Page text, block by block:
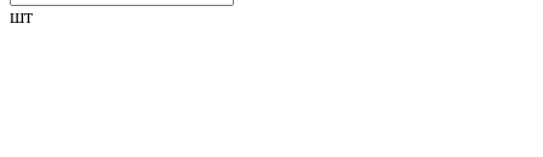
шт